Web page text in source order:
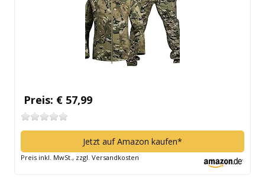
Preis: € 57,99
Jetzt auf Amazon kaufen*
Preis inkl. MwSt., zzgl. Versandkosten